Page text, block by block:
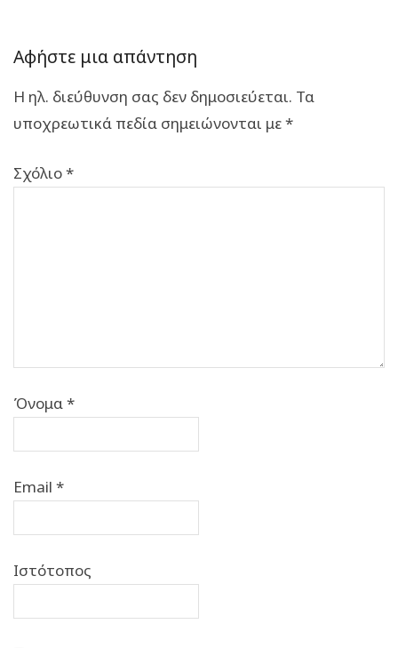
Αφήστε μια απάντηση
Η ηλ. διεύθυνση σας δεν δημοσιεύεται. Τα
υποχρεωτικά πεδία σημειώνονται με*
Σχόλιο*
Όνομα*
Email *
Ιστότοπος